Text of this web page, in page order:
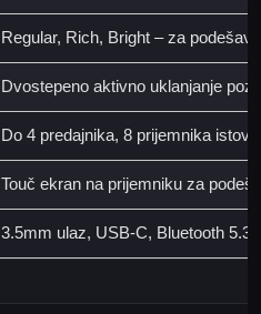
Regular, Rich, Bright – za
Dvostepeno aktivno uklanjanje
Do 4 predajnika, 8 prijemnika
Touč ekran na prijemniku za
3.5mm ulaz, USB-C, Bluetooth 5.3